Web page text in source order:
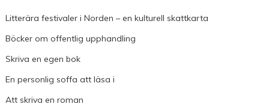
Litterära festivaler i Norden – en kulturell skattkarta
Böcker om offentlig upphandling
Skriva en egen bok
En personlig soffa att läsa i
Att skriva en roman